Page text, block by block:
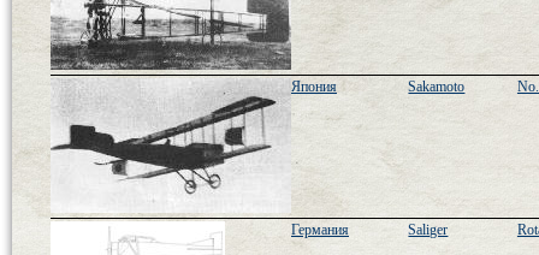
Япония Sakamoto
Германия Saliger